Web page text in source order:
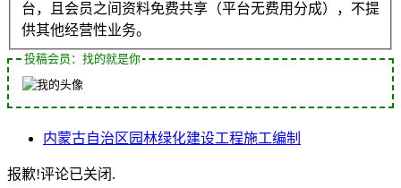
台，且会员之间资料免费共享（平台无费用分成），不提
供其他经营性业务。
投稿会员：找的就是你
内蒙古自治区 园林绿化建设工程施工编制
报歉!评论已关闭.